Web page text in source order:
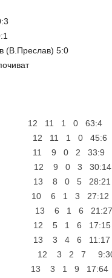
(В.Преслав) 5:0
1 0 63:4
12 11 1 0 45:6
9 0 2 33:9
9 0 3 30:14
13 8 0 5 28:21
6 1 3 27:12
13 6 1 6 21:27
1 6 17:15
3 4 6 11:17
12 3 2 7
3 1 9 17:64